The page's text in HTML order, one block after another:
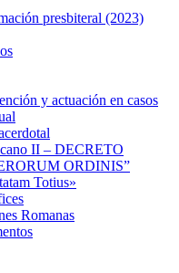
presbiteral (2023)
y actuación en casos
II – DECRETO
ORDINIS”
Totius»
Romanas